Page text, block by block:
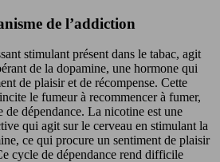
de l’addiction
stimulant présent dans le tabac, agit
de la dopamine, une hormone qui
de plaisir et de récompense. Cette
le fumeur à recommencer à fumer,
de dépendance. La nicotine est une
qui agit sur le cerveau en stimulant la
ce qui procure un sentiment de plaisir
cycle de dépendance rend difficile